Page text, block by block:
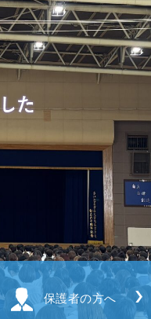
保護者の方へ